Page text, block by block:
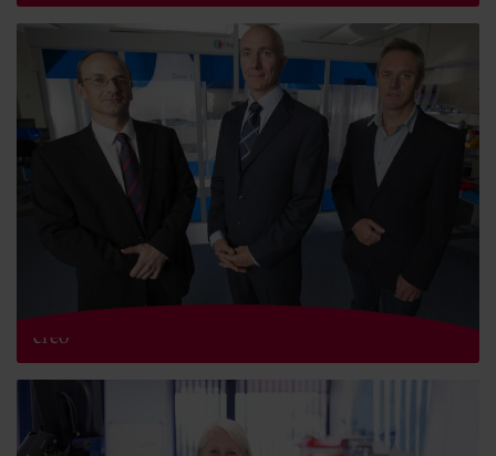
Cliriad gan yr FDA ar gyfer dyfais endosgopi newydd
creo